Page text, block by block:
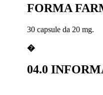
FORMA
30 capsule da 20 mg.
�
04.0